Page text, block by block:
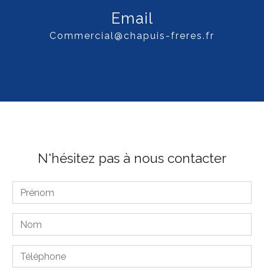
Email
commercial@chapuis-freres.fr
N'hésitez pas à nous contacter